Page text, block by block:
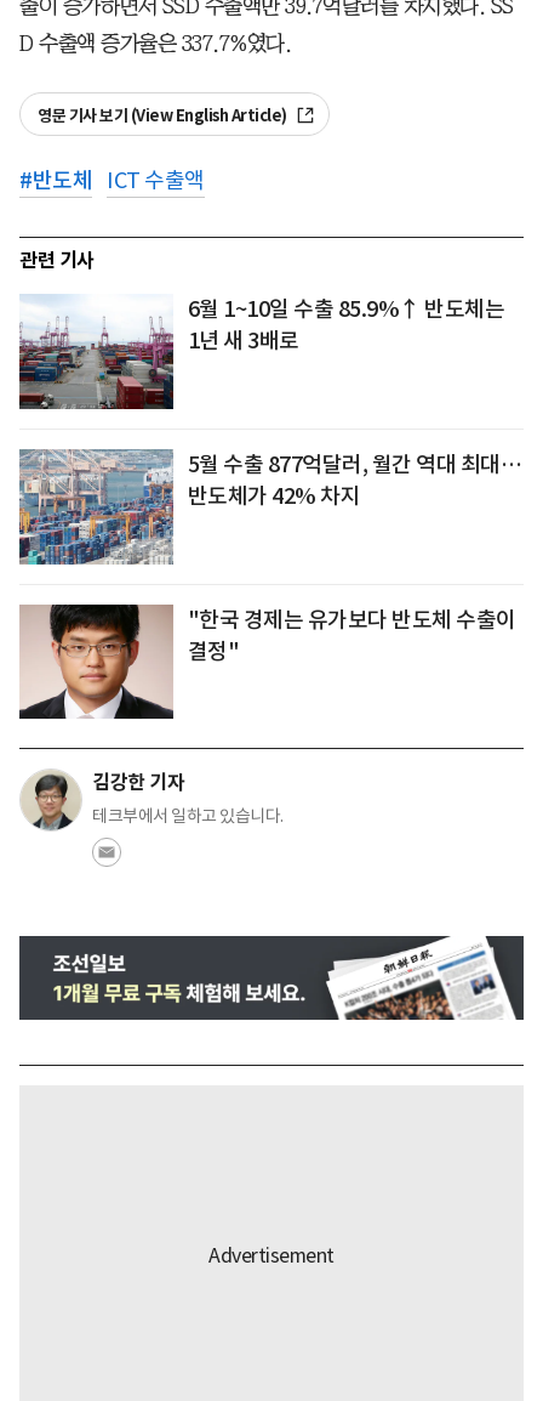
출이 증가하면서 SSD 수출액만 39.7억달러를 차지했다. SS
D 수출액 증가율은 337.7%였다.
영문 기사 보기 (View English Article)
#반도체 ICT 수출액
관련 기사
6월 1~10일 수출 85.9%↑ 반도체는
1년 새 3배로
5월 수출 877억달러, 월간 역대 최대…
반도체가 42% 차지
"한국 경제는 유가보다 반도체 수출이
결정"
김강한 기자
테크부에서 일하고 있습니다.